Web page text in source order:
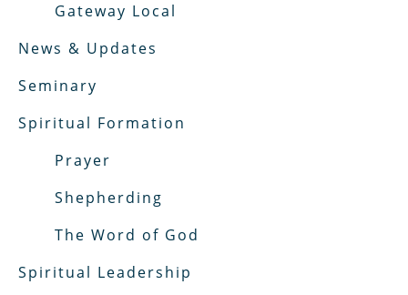
Gateway Local
News & Updates
Seminary
Spiritual Formation
Prayer
Shepherding
The Word of God
Spiritual Leadership